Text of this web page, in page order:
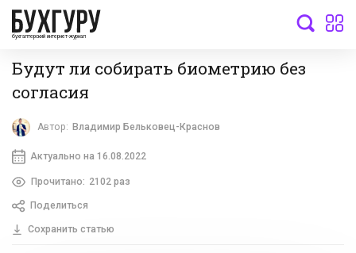
бухгалтерский интернет-журнал
Будут ли собирать биометрию без
согласия
Автор: Владимир Бельковец-Краснов
Актуально на 16.08.2022
Прочитано: 2102 раз
Поделиться
Сохранить статью